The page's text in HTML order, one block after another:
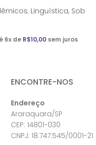
, Linguística, Sob
6x de R$10,00 sem juros
ENCONTRE-NOS
Endereço
Araraquara/SP
CEP: 14801-030
CNPJ: 18.747.545/0001-21